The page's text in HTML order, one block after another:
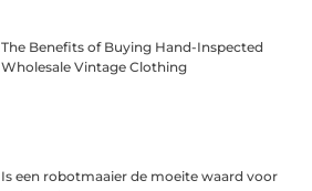
The Benefits of Buying Hand-Inspected
Wholesale Vintage Clothing
Is een robotmaaier de moeite waard voor